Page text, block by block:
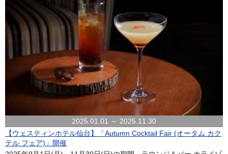
2025.01.01 ～ 2025.11.30
【ウェスティンホテル仙台】「Autumn Cocktail Fair (オータム カク
テル フェア)」開催